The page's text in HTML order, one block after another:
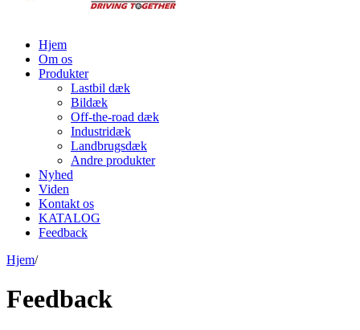
Hjem
Om os
Produkter
Lastbil dæk
Bildæk
Off-the-road dæk
Industridæk
Landbrugsdæk
Andre produkter
Nyhed
Viden
Kontakt os
KATALOG
Feedback
Hjem/
Feedback